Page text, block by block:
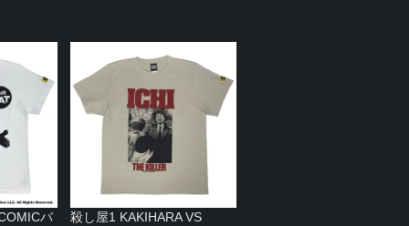
バ
殺し屋1 KAKIHARA VS